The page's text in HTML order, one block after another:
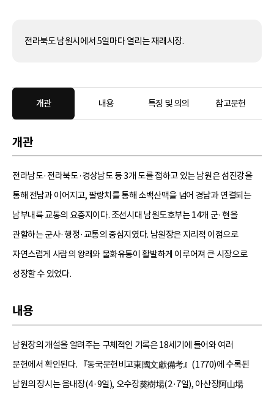
전라북도 남원시에서 5일마다 열리는 재래시장.
개관 내용 특징 및 의의 참고문헌
개관
전라남도·전라북도·경상남도 등 3개 도를 접하고 있는 남원은 섬진강을
통해 전남과 이어지고, 팔랑치를 통해 소백산맥을 넘어 경남과 연결되는
남부내륙 교통의 요충지이다. 조선시대 남원도호부는 14개 군·현을
관할하는 군사·행정·교통의 중심지였다. 남원장은 지리적 이점으로
자연스럽게 사람의 왕래와 물화유통이 활발하게 이루어져 큰 시장으로
성장할 수 있었다.
내용
남원장의 개설을 알려주는 구체적인 기록은 18세기에 들어와 여러
문헌에서 확인된다. 『동국문헌비고東國文獻備考』(1770)에 수록된
남원의 장시는 읍내장(4·9일), 오수장獒樹場(2·7일), 아산장阿山場